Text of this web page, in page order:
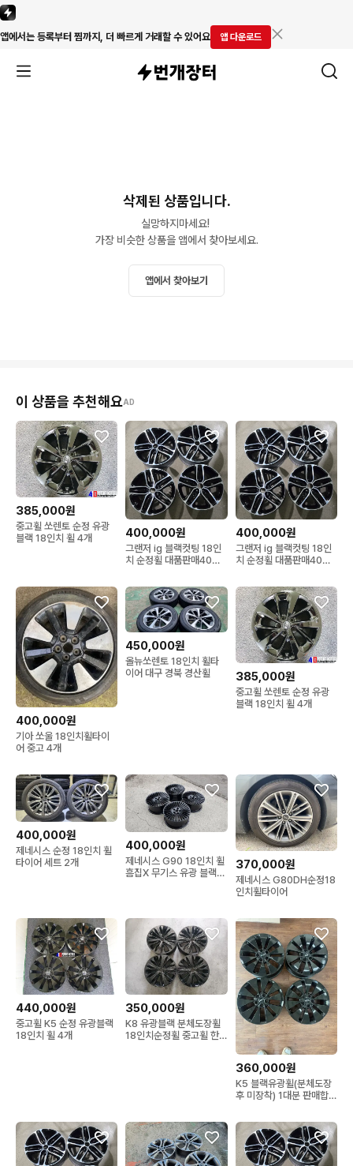
앱에서는 등록부터 찜까지, 더 빠르게 거래할 수 있어요 앱 다운로드
삭제된 상품입니다.
실망하지마세요!
가장 비슷한 상품을 앱에서 찾아보세요.
앱에서 찾아보기
이 상품을 추천해요AD
385,000원
중고휠 쏘렌토 순정 유광
블랙 18인치 휠 4개
400,000원
그랜저 ig 블랙컷팅 18인
치 순정휠 대품판매40만
400,000원
그랜저 ig 블랙컷팅 18인
치 순정휠 대품판매40만
400,000원
기아 쏘울 18인치휠타이
어 중고 4개
450,000원
올뉴쏘렌토 18인치 휠타
이어 대구 경북 경산휠
385,000원
중고휠 쏘렌토 순정 유광
블랙 18인치 휠 4개
400,000원
제네시스 순정 18인치 휠
타이어 세트 2개
400,000원
제네시스 G90 18인치 휠
흠집X 무기스 유광 블랙휠
370,000원
제네시스 G80DH순정18
인치휠타이어
440,000원
중고휠 K5 순정 유광블랙
18인치 휠 4개
350,000원
K8 유광블랙 분체도장휠
18인치순정휠 중고휠 한
360,000원
K5 블랙유광휠(분체도장
후 미장착) 1대분 판매합니
고 1대분 장착비 포함 36
만원입니다타이어 조합 가
능합니다.